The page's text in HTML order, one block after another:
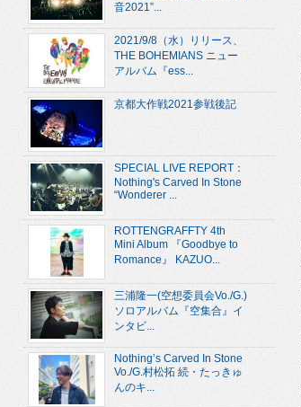
音2021”...
2021/9/8（水）リリース、
THE BOHEMIANS ニュー
アルバム『ess...
京都大作戦2021参戦後記
SPECIAL LIVE REPORT：
Nothing's Carved In Stone
“Wonderer ...
ROTTENGRAFFTY 4th
Mini Album 『Goodbye to
Romance』 KAZUO...
三浦隆一(空想委員会Vo./G.)
ソロアルバム『空集合』イ
ンタビ...
Nothing’s Carved In Stone
Vo./G.村松拓 続・たっきゅ
んのキ...